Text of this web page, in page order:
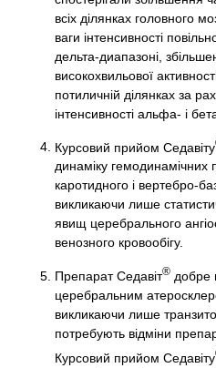
всіх ділянках головного
ваги інтенсивності
дельта-диапазоні,
високохвильової
потиличній ділянках за
інтенсивності альфа- і
Курсовий прийом Седавіту
динаміку гемодинамічних
каротидного і вертебро-
викликаючи лише
явищ церебрального
венозного кровообігу.
Препарат Седавіт® добре
церебральним
викликаючи лише
потребують відміни
Курсовий прийом Седавіту